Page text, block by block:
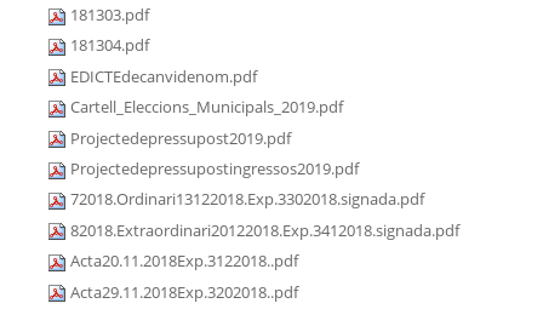
181303.pdf
181304.pdf
EDICTEdecanvidenom.pdf
Cartell_Eleccions_Municipals_2019.pdf
Projectedepressupost2019.pdf
Projectedepressupostingressos2019.pdf
72018.Ordinari13122018.Exp.3302018.signada.pdf
82018.Extraordinari20122018.Exp.3412018.signada.pdf
Acta20.11.2018Exp.3122018..pdf
Acta29.11.2018Exp.3202018..pdf